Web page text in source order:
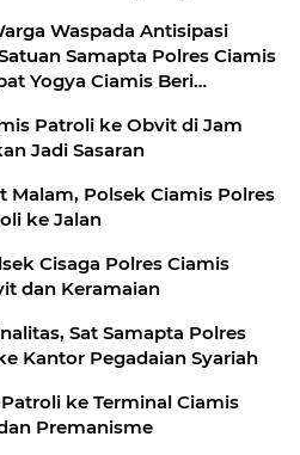
Waspada Antisipasi
Samapta Polres Ciamis
Yogya Ciamis Beri
Himbauan Kamtibmas ke
Patroli ke Obvit di Jam
Jadi Sasaran
Malam, Polsek Ciamis Polres
ke Jalan
Cisaga Polres Ciamis
dan Keramaian
Sat Samapta Polres
Kantor Pegadaian Syariah
ke Terminal Ciamis
Premanisme